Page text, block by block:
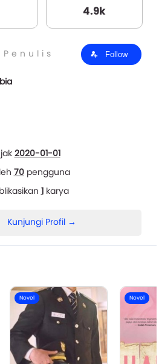
4.9k
Follow
2020-01-01
70pengguna
1karya
Kunjungi Profil →
Novel Novel